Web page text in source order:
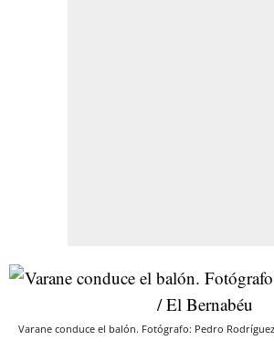
Varane conduce el balón. Fotógrafo: Pedro